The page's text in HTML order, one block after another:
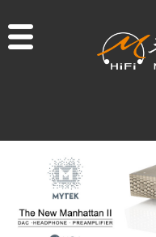
商品一覽
二手專區